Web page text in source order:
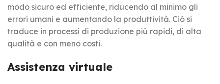
modo sicuro ed efficiente, riducendo al minimo gli
errori umani e aumentando la produttività. Ciò si
traduce in processi di produzione più rapidi, di alta
qualità e con meno costi.
Assistenza virtuale